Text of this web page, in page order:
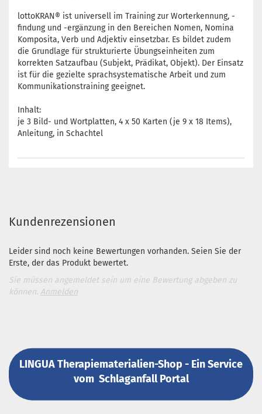
lottoKRAN® ist universell im Training zur Worterkennung, -
findung und -ergänzung in den Bereichen Nomen, Nomina
Komposita, Verb und Adjektiv einsetzbar. Es bildet zudem
die Grundlage für strukturierte Übungseinheiten zum
korrekten Satzaufbau (Subjekt, Prädikat, Objekt). Der Einsatz
ist für die gezielte sprachsystematische Arbeit und zum
Kommunikationstraining geeignet.
Inhalt:
je 3 Bild- und Wortplatten, 4 x 50 Karten (je 9 x 18 Items),
Anleitung, in Schachtel
Kundenrezensionen
Leider sind noch keine Bewertungen vorhanden. Seien Sie der
Erste, der das Produkt bewertet.
Sie müssen angemeldet sein um eine Bewertung abgeben zu
können. Anmelden
LINGUA Therapiematerialien-Shop - Ein Service
vom Schlaganfall Portal